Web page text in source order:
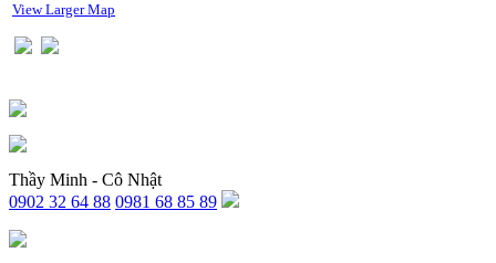
View Larger Map
Thầy Minh - Cô Nhật
0902 32 64 88 0981 68 85 89